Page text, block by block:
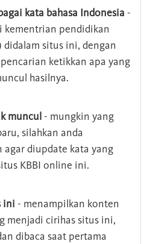
kata bahasa Indonesia -
kementrian pendidikan
situs ini, dengan
ketikkan apa yang
hasilnya.
muncul - mungkin yang
silahkan anda
diupdate kata yang
KBBI online ini.
ini - menampilkan konten
menjadi cirihas situs ini,
dibaca saat pertama